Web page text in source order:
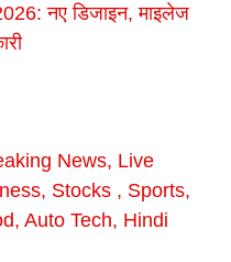
नए डिजाइन, माइलेज
News, Live
Stocks , Sports,
Auto Tech, Hindi